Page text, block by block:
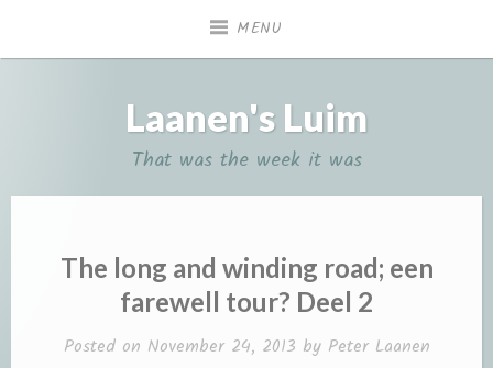
MENU
Laanen's Luim
That was the week it was
The long and winding road; een
farewell tour? Deel 2
Posted on November 24, 2013 by Peter Laanen